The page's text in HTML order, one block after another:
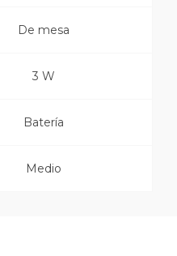
De mesa
3 W
Batería
Medio